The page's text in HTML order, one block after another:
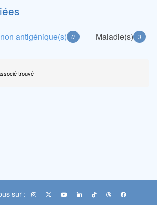
antigénique(s) 0 Maladie(s) 3
trouvé
sur :